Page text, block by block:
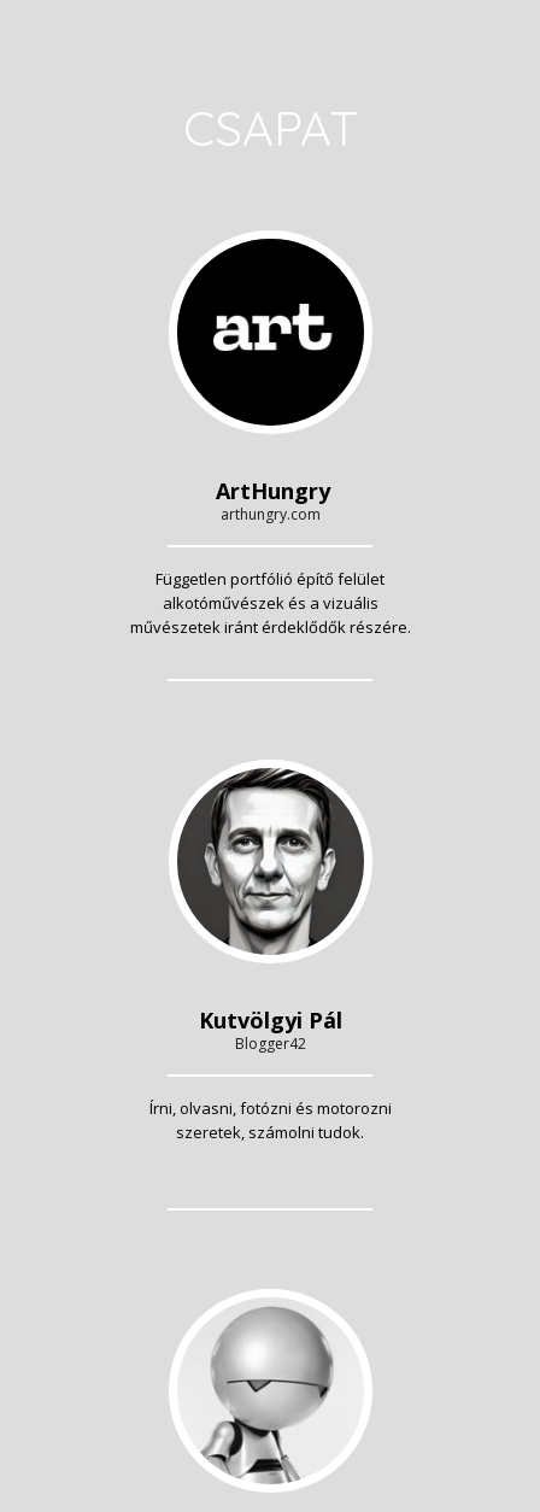
CSAPAT
ArtHungry
arthungry.com
Független portfólió építő felület
alkotóművészek és a vizuális
művészetek iránt érdeklődők részére.
Kutvölgyi Pál
Blogger42
Írni, olvasni, fotózni és motorozni
szeretek, számolni tudok.